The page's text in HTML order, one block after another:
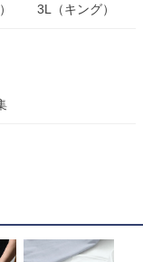
3L（キング）